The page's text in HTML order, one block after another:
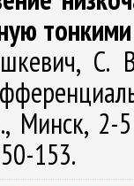
С.
Минск,
153.